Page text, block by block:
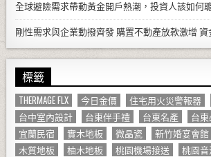
全球避險需求帶動黃金開戶熱潮，投資人該如何
剛性需求與企業動撥齊發 購置不動產放款激增
標籤
THERMAGE FLX 今日金價 住宅用火災警報器
台中室內設計
台東伴手禮 台東名產 台
宜蘭民宿
實木地板 微晶瓷 新竹婚宴會館
木質地板
柚木地板 桃園機場接送 桃園